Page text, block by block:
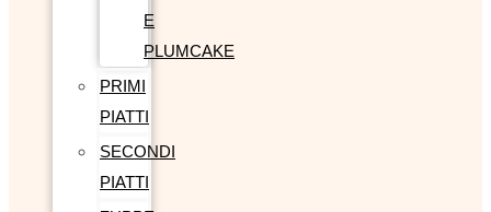
E
PLUMCAKE
PRIMI
PIATTI
SECONDI
PIATTI